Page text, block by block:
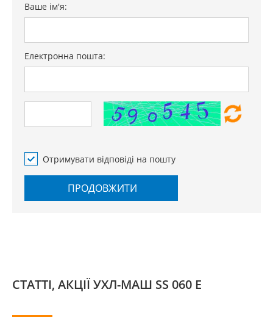
Ваше ім'я:
Електронна пошта:
Отримувати відповіді на пошту
ПРОДОВЖИТИ
СТАТТІ, АКЦІЇ УХЛ-МАШ SS 060 E